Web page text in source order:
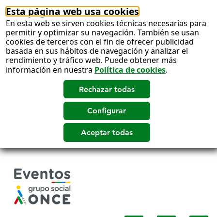
Esta página web usa cookies
En esta web se sirven cookies técnicas necesarias para
permitir y optimizar su navegación. También se usan
cookies de terceros con el fin de ofrecer publicidad
basada en sus hábitos de navegación y analizar el
rendimiento y tráfico web. Puede obtener más
información en nuestra Política de cookies.